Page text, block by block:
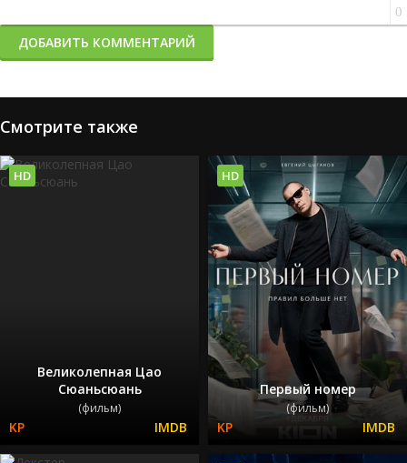
0
ДОБАВИТЬ КОММЕНТАРИЙ
Смотрите также
Великолепная Цао
Сюаньсюань
(фильм)
HD
Первый номер
(фильм)
HD